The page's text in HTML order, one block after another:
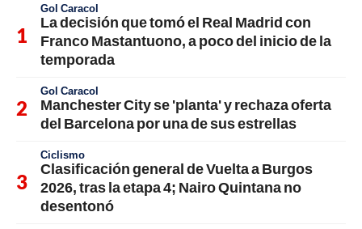
Gol Caracol
La decisión que tomó el Real Madrid con
Franco Mastantuono, a poco del inicio de la
temporada
Gol Caracol
Manchester City se 'planta' y rechaza oferta
del Barcelona por una de sus estrellas
Ciclismo
Clasificación general de Vuelta a Burgos
2026, tras la etapa 4; Nairo Quintana no
desentonó